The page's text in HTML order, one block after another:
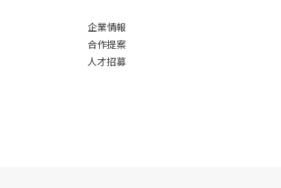
企業情報
合作提案
人才招募